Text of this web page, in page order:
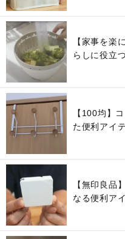
【家事を楽
らしに役立
【100均】
た便利アイ
【無印良品
なる便利ア